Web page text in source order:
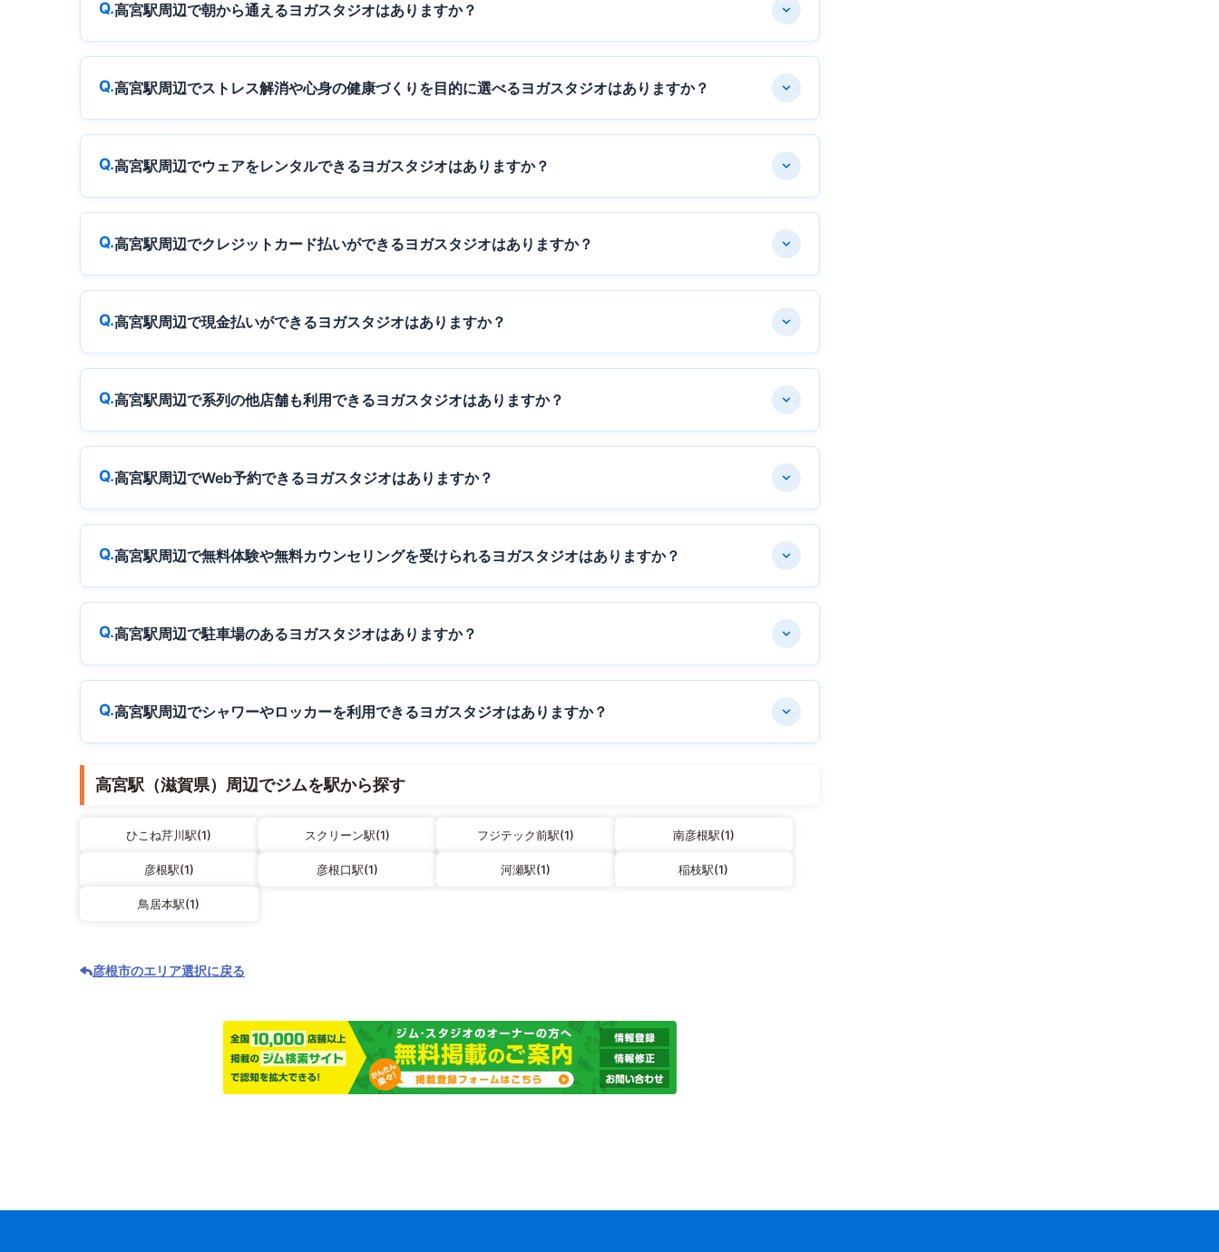
高宮駅周辺で朝から通えるヨガスタジオはありますか？
高宮駅周辺でストレス解消や心身の健康づくりを目的に選べるヨガスタジオはありますか？
高宮駅周辺でウェアをレンタルできるヨガスタジオはありますか？
高宮駅周辺でクレジットカード払いができるヨガスタジオはありますか？
高宮駅周辺で現金払いができるヨガスタジオはありますか？
高宮駅周辺で系列の他店舗も利用できるヨガスタジオはありますか？
高宮駅周辺でWeb予約できるヨガスタジオはありますか？
高宮駅周辺で無料体験や無料カウンセリングを受けられるヨガスタジオはありますか？
高宮駅周辺で駐車場のあるヨガスタジオはありますか？
高宮駅周辺でシャワーやロッカーを利用できるヨガスタジオはありますか？
高宮駅（滋賀県）周辺でジムを駅から探す
ひこね芹川駅(1) スクリーン駅(1) フジテック前駅(1) 南彦根駅(1)
彦根駅(1) 彦根口駅(1) 河瀬駅(1) 稲枝駅(1)
鳥居本駅(1)
彦根市のエリア選択に戻る